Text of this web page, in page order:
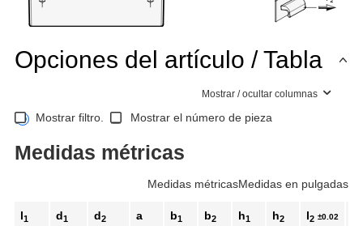
Opciones del artículo / Tabla
Mostrar / ocultar columnas
Mostrar filtro. Mostrar el número de pieza
Medidas métricas
Medidas métricasMedidas en pulgadas
l1 d1 d2 a b1 b2 h1 h2 l2 ±0.02